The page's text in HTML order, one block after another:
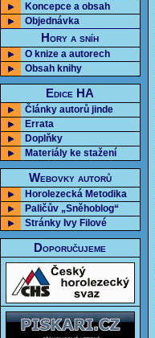
Koncepce a obsah
Objednávka
Hory a sníh
O knize a autorech
Obsah knihy
Edice HA
Články autorů jinde
Errata
Doplňky
Materiály ke stažení
Webovky autorů
Horolezecká Metodika
Paličův „Sněhoblog“
Stránky Ivy Filové
Doporučujeme